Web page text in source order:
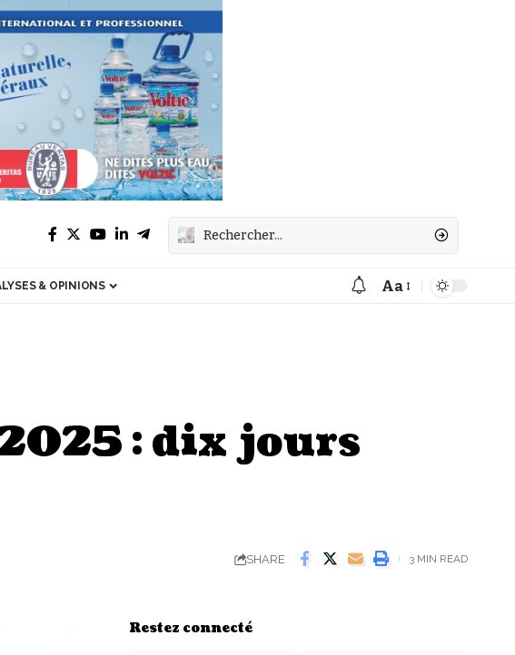
& OPINIONS
Font
Aa
: dix jours
SHARE 3 MIN READ
Restez connecté